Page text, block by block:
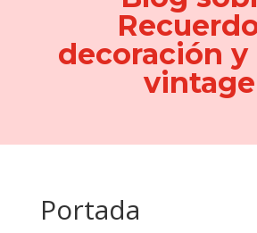
decoración y
vintage
Portada